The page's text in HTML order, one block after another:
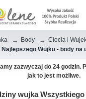
Body
Ciocia i
Wujku - body na
zazwyczaj do 24 godzin.
jak to jest możliwe.
wujka